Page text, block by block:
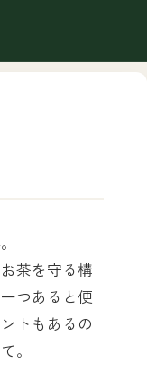
茶を守る構
つあると便
トもあるの
。